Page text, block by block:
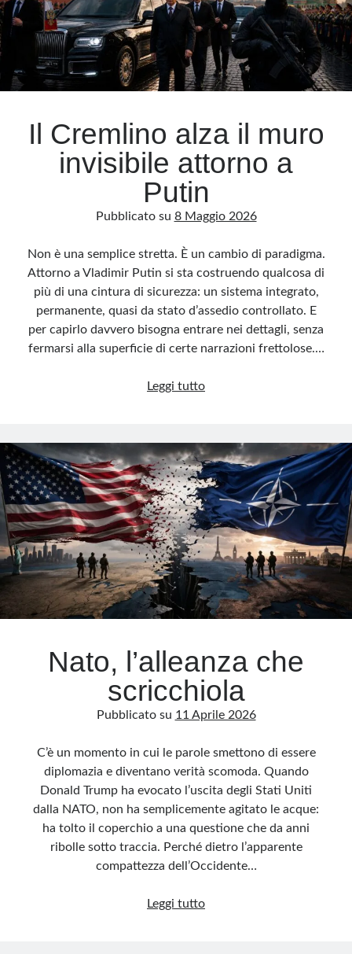
Cina
Il Cremlino alza il muro
invisibile attorno a
Putin
Pubblicato su 8 Maggio 2026
Non è una semplice stretta. È un cambio di paradigma.
Attorno a Vladimir Putin si sta costruendo qualcosa di
più di una cintura di sicurezza: un sistema integrato,
permanente, quasi da stato d’assedio controllato. E
per capirlo davvero bisogna entrare nei dettagli, senza
fermarsi alla superficie di certe narrazioni frettolose.…
Leggi tuttoIl
il
muro
invisibile
attorno
a
Putin
Nato, l’alleanza che
scricchiola
Pubblicato su 11 Aprile 2026
C’è un momento in cui le parole smettono di essere
diplomazia e diventano verità scomoda. Quando
Donald Trump ha evocato l’uscita degli Stati Uniti
dalla NATO, non ha semplicemente agitato le acque:
ha tolto il coperchio a una questione che da anni
ribolle sotto traccia. Perché dietro l’apparente
compattezza dell’Occidente…
Leggi tuttoNato,